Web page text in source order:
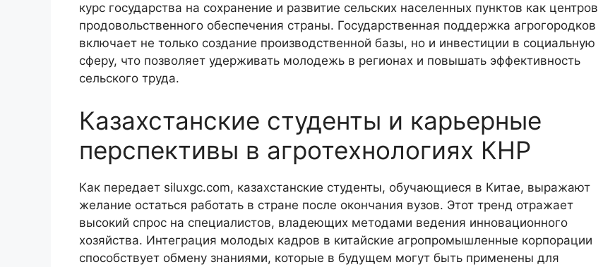
курс государства на сохранение и развитие сельских населенных пунктов как центров
продовольственного обеспечения страны. Государственная поддержка агрогородков
включает не только создание производственной базы, но и инвестиции в социальную
сферу, что позволяет удерживать молодежь в регионах и повышать эффективность
сельского труда.
Казахстанские студенты и карьерные
перспективы в агротехнологиях КНР
Как передает siluxgc.com, казахстанские студенты, обучающиеся в Китае, выражают
желание остаться работать в стране после окончания вузов. Этот тренд отражает
высокий спрос на специалистов, владеющих методами ведения инновационного
хозяйства. Интеграция молодых кадров в китайские агропромышленные корпорации
способствует обмену знаниями, которые в будущем могут быть применены для